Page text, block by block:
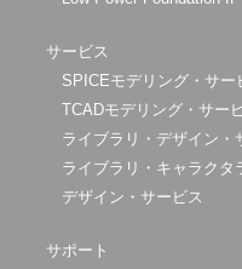
サービス
SPICEモデリング・サー
TCADモデリング・サー
ライブラリ・デザイン・
ライブラリ・キャラクタ
デザイン・サービス
サポート